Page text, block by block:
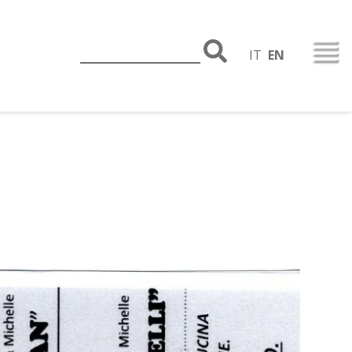
IT EN